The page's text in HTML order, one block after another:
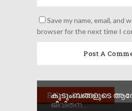
Save my name, email, and
browser for the next time I
Related Articles
കുടുംബങ്ങളുടെ
ജീവിതന...